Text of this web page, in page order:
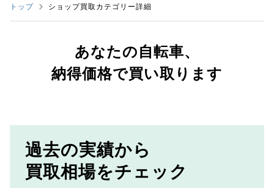
トップ ショップ買取カテゴリー詳細
あなたの自転車、
納得価格で買い取ります
過去の実績から
買取相場をチェック